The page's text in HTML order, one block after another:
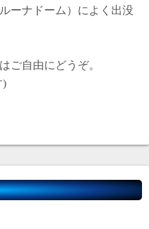
ーナドーム）によく出没
ご自由にどうぞ。
)